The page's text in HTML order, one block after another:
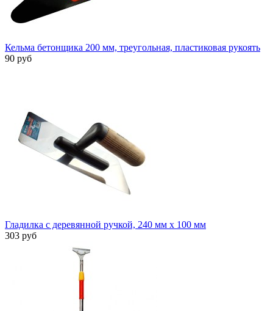
Кельма бетонщика 200 мм, треугольная, пластиковая рукоять
90 руб
Гладилка с деревянной ручкой, 240 мм x 100 мм
303 руб